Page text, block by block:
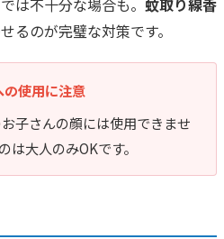
は不十分な場合も。 蚊取り線香
るのが完璧な対策です。
使用に注意
子さんの顔には使用できませ
は大人のみOKです。